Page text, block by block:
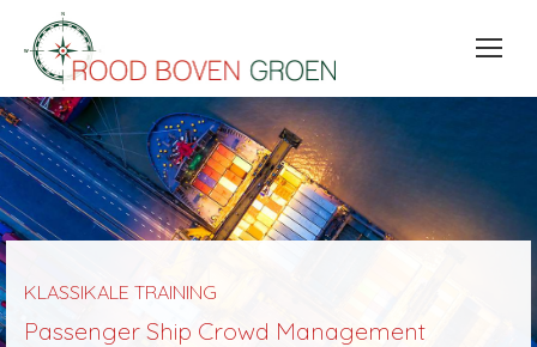
KLASSIKALE TRAINING
Passenger Ship Crowd Management